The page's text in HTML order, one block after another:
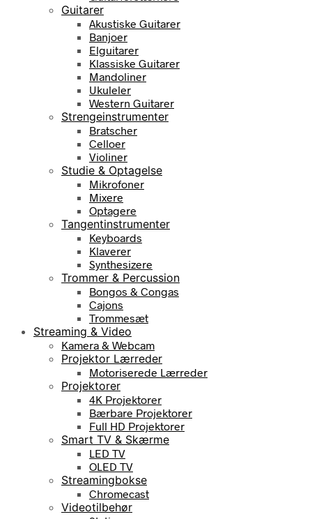
Guitarer
Akustiske Guitarer
Banjoer
Elguitarer
Klassiske Guitarer
Mandoliner
Ukuleler
Western Guitarer
Strengeinstrumenter
Bratscher
Celloer
Violiner
Studie & Optagelse
Mikrofoner
Mixere
Optagere
Tangentinstrumenter
Keyboards
Klaverer
Synthesizere
Trommer & Percussion
Bongos & Congas
Cajons
Trommesæt
Streaming & Video
Kamera & Webcam
Projektor Lærreder
Motoriserede Lærreder
Projektorer
4K Projektorer
Bærbare Projektorer
Full HD Projektorer
Smart TV & Skærme
LED TV
OLED TV
Streamingbokse
Chromecast
Videotilbehør